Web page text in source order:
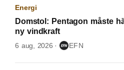
Energi
Domstol: Pentagon måste
ny vindkraft
6 aug, 2026 EFN